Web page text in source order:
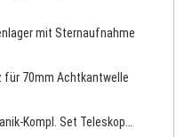
mit Sternaufnahme
für 70mm Achtkantwelle